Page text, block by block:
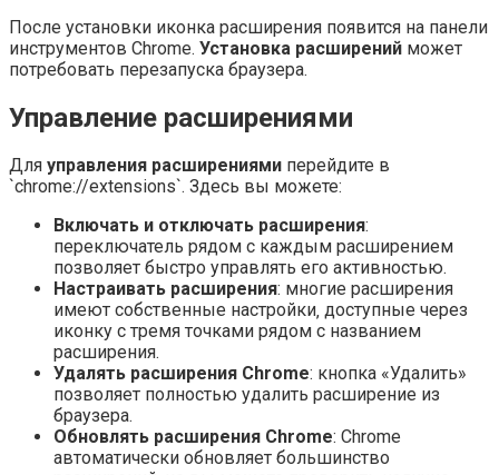
После установки иконка расширения появится на панели
инструментов Chrome. Установка расширений может
потребовать перезапуска браузера.
Управление расширениями
Для управления расширениями перейдите в
`chrome://extensions`. Здесь вы можете:
Включать и отключать расширения:
переключатель рядом с каждым расширением
позволяет быстро управлять его активностью.
Настраивать расширения: многие расширения
имеют собственные настройки‚ доступные через
иконку с тремя точками рядом с названием
расширения.
Удалять расширения Chrome: кнопка «Удалить»
позволяет полностью удалить расширение из
браузера.
Обновлять расширения Chrome: Chrome
автоматически обновляет большинство